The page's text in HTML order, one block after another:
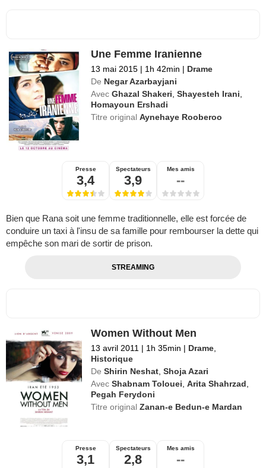
Une Femme Iranienne
13 mai 2015 | 1h 42min | Drame
De Negar Azarbayjani
Avec Ghazal Shakeri,Shayesteh Irani,
Homayoun Ershadi
Titre originalAynehaye Rooberoo
Presse
3,4
Spectateurs
3,9
Mes amis
--
Bien que Rana soit une femme traditionnelle, elle est forcée de
conduire un taxi à l'insu de sa famille pour rembourser la dette qui
empêche son mari de sortir de prison.
STREAMING
Women Without Men
13 avril 2011 | 1h 35min | Drame
Historique
De Shirin Neshat ,Shoja Azari
Avec Shabnam Tolouei ,Arita Shahrzad
Pegah Ferydoni
Titre originalZanan-e Bedun-e Mardan
Presse
3,1
Spectateurs
2,8
Mes amis
--